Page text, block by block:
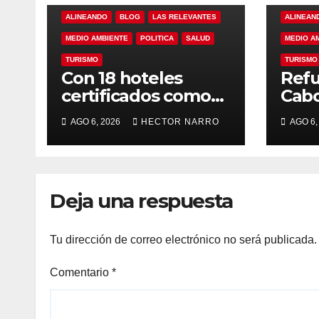
ALINEANDO BLOG LAS RELEVANTES
MEDIO AMBIENTE POLITICA SALUD
TURISMO
Con 18 hoteles
certificados como
refugios
temporales,
Gobierno de Los
garantiza un
AGO 6, 2026 HECTOR NARRO
MEDIO
TURISMO
de
AGO
Deja una respuesta
Tu dirección de correo electrónico no será publicada.
Comentario *